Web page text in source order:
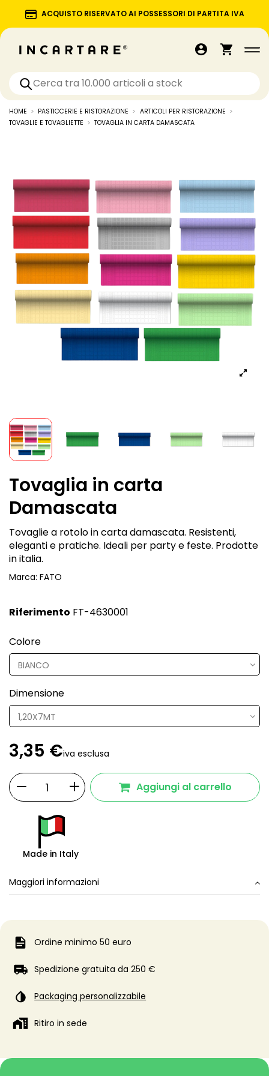
ACQUISTO RISERVATO AI POSSESSORI DI PARTITA IVA
HOME PASTICCERIE E RISTORAZIONE
ARTICOLI PER RISTORAZIONE
TOVAGLIE E TOVAGLIETTE
TOVAGLIA IN CARTA DAMASCATA
Tovaglia in carta
Damascata
Tovaglie a rotolo in carta damascata. Resistenti,
eleganti e pratiche. Ideali per party e feste. Prodotte
in italia.
Marca: FATO
Riferimento FT-4630001
Colore
Dimensione
3,35 €iva esclusa
Aggiungi al carrello
Made in Italy
Maggiori informazioni
Ordine minimo 50 euro
Spedizione gratuita da 250 €
Packaging personalizzabile
Ritiro in sede